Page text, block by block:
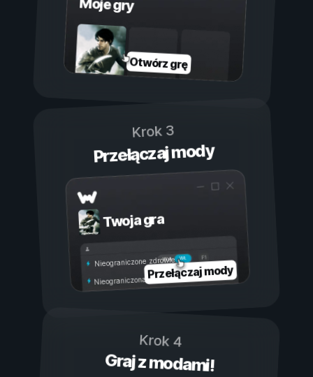
Moje gry
Otwórz grę
Krok 3
Przełączaj mody
Twoja gra
Wł.
Wył.
Nieograniczone zdrowie
Nieograniczona wytrzymałość
Przełączaj mody
Krok 4
Graj z modami!